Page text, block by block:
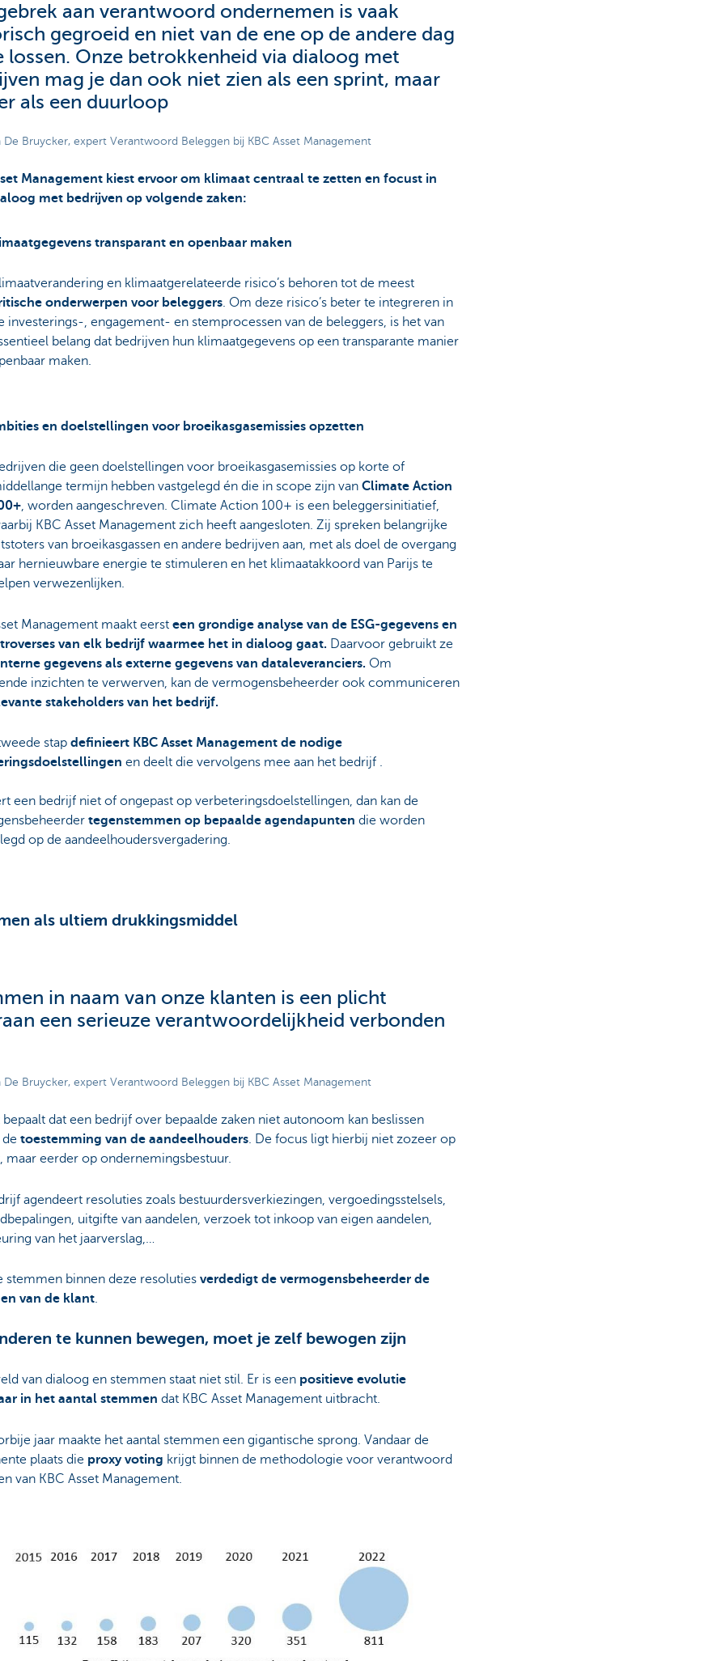
aan verantwoord ondernemen is vaak
gegroeid en niet van de ene op de andere dag
lossen. Onze betrokkenheid via dialoog met
mag je dan ook niet zien als een sprint, maar
als een duurloop
De Bruycker, expert Verantwoord Beleggen bij KBC Asset Management
Management kiest ervoor om klimaat centraal te zetten en focust in
met bedrijven op volgende zaken:
transparant en openbaar maken
en klimaatgerelateerde risico’s behoren tot de meest
onderwerpen voor beleggers. Om deze risico’s beter te integreren in
investerings-, engagement- en stemprocessen van de beleggers, is het van
belang dat bedrijven hun klimaatgegevens op een transparante manier
maken.
en doelstellingen voor broeikasgasemissies opzetten
die geen doelstellingen voor broeikasgasemissies op korte of
termijn hebben vastgelegd én die in scope zijn van Climate Action
, worden aangeschreven. Climate Action 100+ is een beleggersinitiatief,
KBC Asset Management zich heeft aangesloten. Zij spreken belangrijke
van broeikasgassen en andere bedrijven aan, met als doel de overgang
hernieuwbare energie te stimuleren en het klimaatakkoord van Parijs te
verwezenlijken.
Management maakt eerst een grondige analyse van de ESG-gegevens en
van elk bedrijf waarmee het in dialoog gaat. Daarvoor gebruikt ze
gegevens als externe gegevens van dataleveranciers. Om
inzichten te verwerven, kan de vermogensbeheerder ook communiceren
stakeholders van het bedrijf.
stap definieert KBC Asset Management de nodige
en deelt die vervolgens mee aan het bedrijf .
een bedrijf niet of ongepast op verbeteringsdoelstellingen, dan kan de
tegenstemmen op bepaalde agendapunten die worden
op de aandeelhoudersvergadering.
als ultiem drukkingsmiddel
in naam van onze klanten is een plicht
een serieuze verantwoordelijkheid verbonden
De Bruycker, expert Verantwoord Beleggen bij KBC Asset Management
bepaalt dat een bedrijf over bepaalde zaken niet autonoom kan beslissen
toestemming van de aandeelhouders. De focus ligt hierbij niet zozeer op
maar eerder op ondernemingsbestuur.
agendeert resoluties zoals bestuurdersverkiezingen, vergoedingsstelsels,
uitgifte van aandelen, verzoek tot inkoop van eigen aandelen,
van het jaarverslag,…
stemmen binnen deze resoluties verdedigt de vermogensbeheerder de
van de klant.
te kunnen bewegen, moet je zelf bewogen zijn
van dialoog en stemmen staat niet stil. Er is een positieve evolutie
in het aantal stemmen dat KBC Asset Management uitbracht.
jaar maakte het aantal stemmen een gigantische sprong. Vandaar de
plaats die proxy voting krijgt binnen de methodologie voor verantwoord
van KBC Asset Management.